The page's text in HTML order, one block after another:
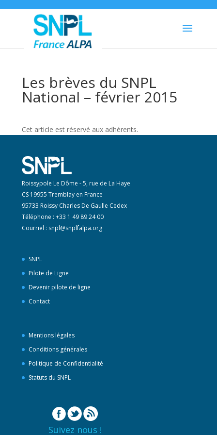
Les brèves du SNPL
National – février 2015
Cet article est réservé aux adhérents.
Roissypole Le Dôme - 5, rue de La Haye
CS 19955 Tremblay en France
95733 Roissy Charles De Gaulle Cedex
Téléphone : +33 1 49 89 24 00
Courriel : snpl@snplfalpa.org
SNPL
Pilote de Ligne
Devenir pilote de ligne
Contact
Mentions légales
Conditions générales
Politique de Confidentialité
Statuts du SNPL
Suivez nous !